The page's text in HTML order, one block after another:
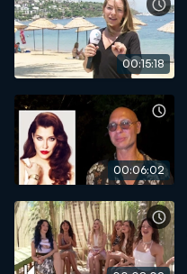
00:15:18
00:06:02